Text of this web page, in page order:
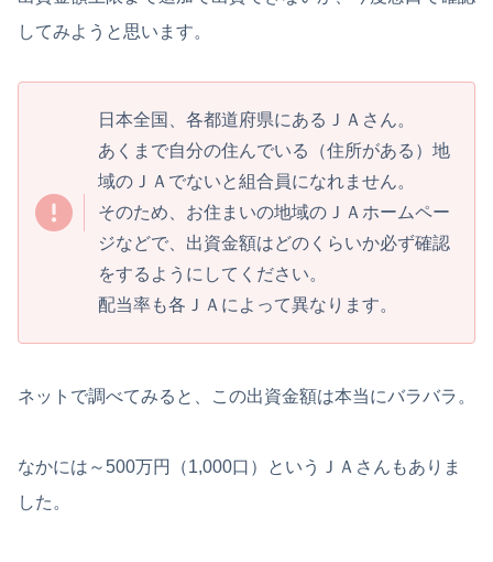
してみようと思います。
日本全国、各都道府県にあるＪＡさん。
あくまで自分の住んでいる（住所がある）地
域のＪＡでないと組合員になれません。
そのため、お住まいの地域のＪＡホームペー
ジなどで、出資金額はどのくらいか必ず確認
をするようにしてください。
配当率も各ＪＡによって異なります。
ネットで調べてみると、この出資金額は本当にバラバラ。
なかには～500万円（1,000口）というＪＡさんもありま
した。